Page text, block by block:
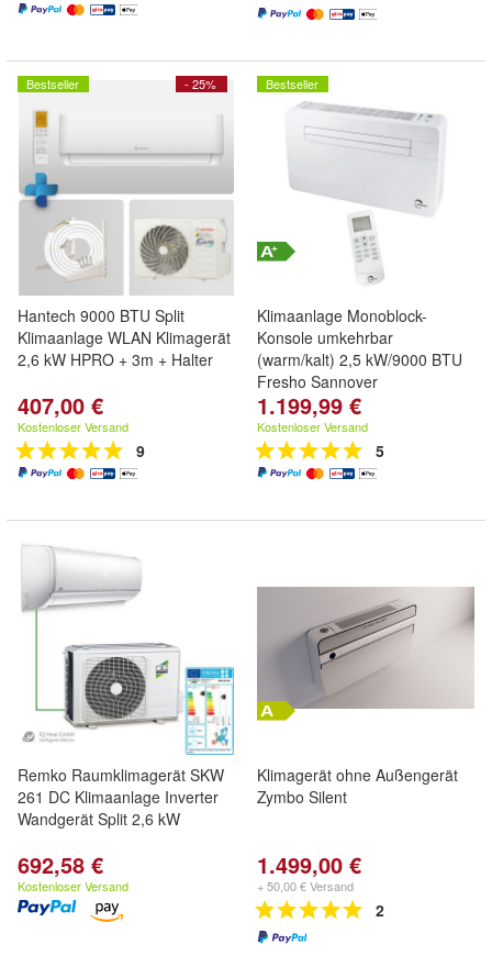
- 25%
Bestseller
Hantech 9000 BTU Split
Klimaanlage WLAN Klimagerät
2,6 kW HPRO + 3m + Halter
407,00 €
Kostenloser Versand
9
Bestseller
Klimaanlage Monoblock-
Konsole umkehrbar
(warm/kalt) 2,5 kW/9000 BTU
Fresho Sannover
1.199,99 €
Kostenloser Versand
5
Remko Raumklimagerät SKW
261 DC Klimaanlage Inverter
Wandgerät Split 2,6 kW
692,58 €
Kostenloser Versand
Klimagerät ohne Außengerät
Zymbo Silent
1.499,00 €
+ 50,00 € Versand
2